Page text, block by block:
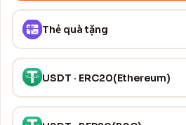
Thẻ quà tặng
USDT · ERC20(Ethereum)